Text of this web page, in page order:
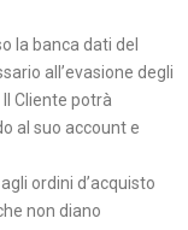
la banca dati del
all’evasione degli
Cliente potrà
al suo account e
ordini d’acquisto
non diano